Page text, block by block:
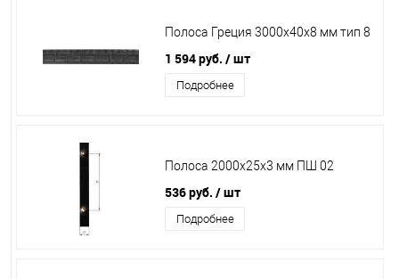
Полоса Греция 3000х40х8 мм тип 8
1 594 руб. / шт
Подробнее
Полоса 2000х25х3 мм ПШ 02
536 руб. / шт
Подробнее